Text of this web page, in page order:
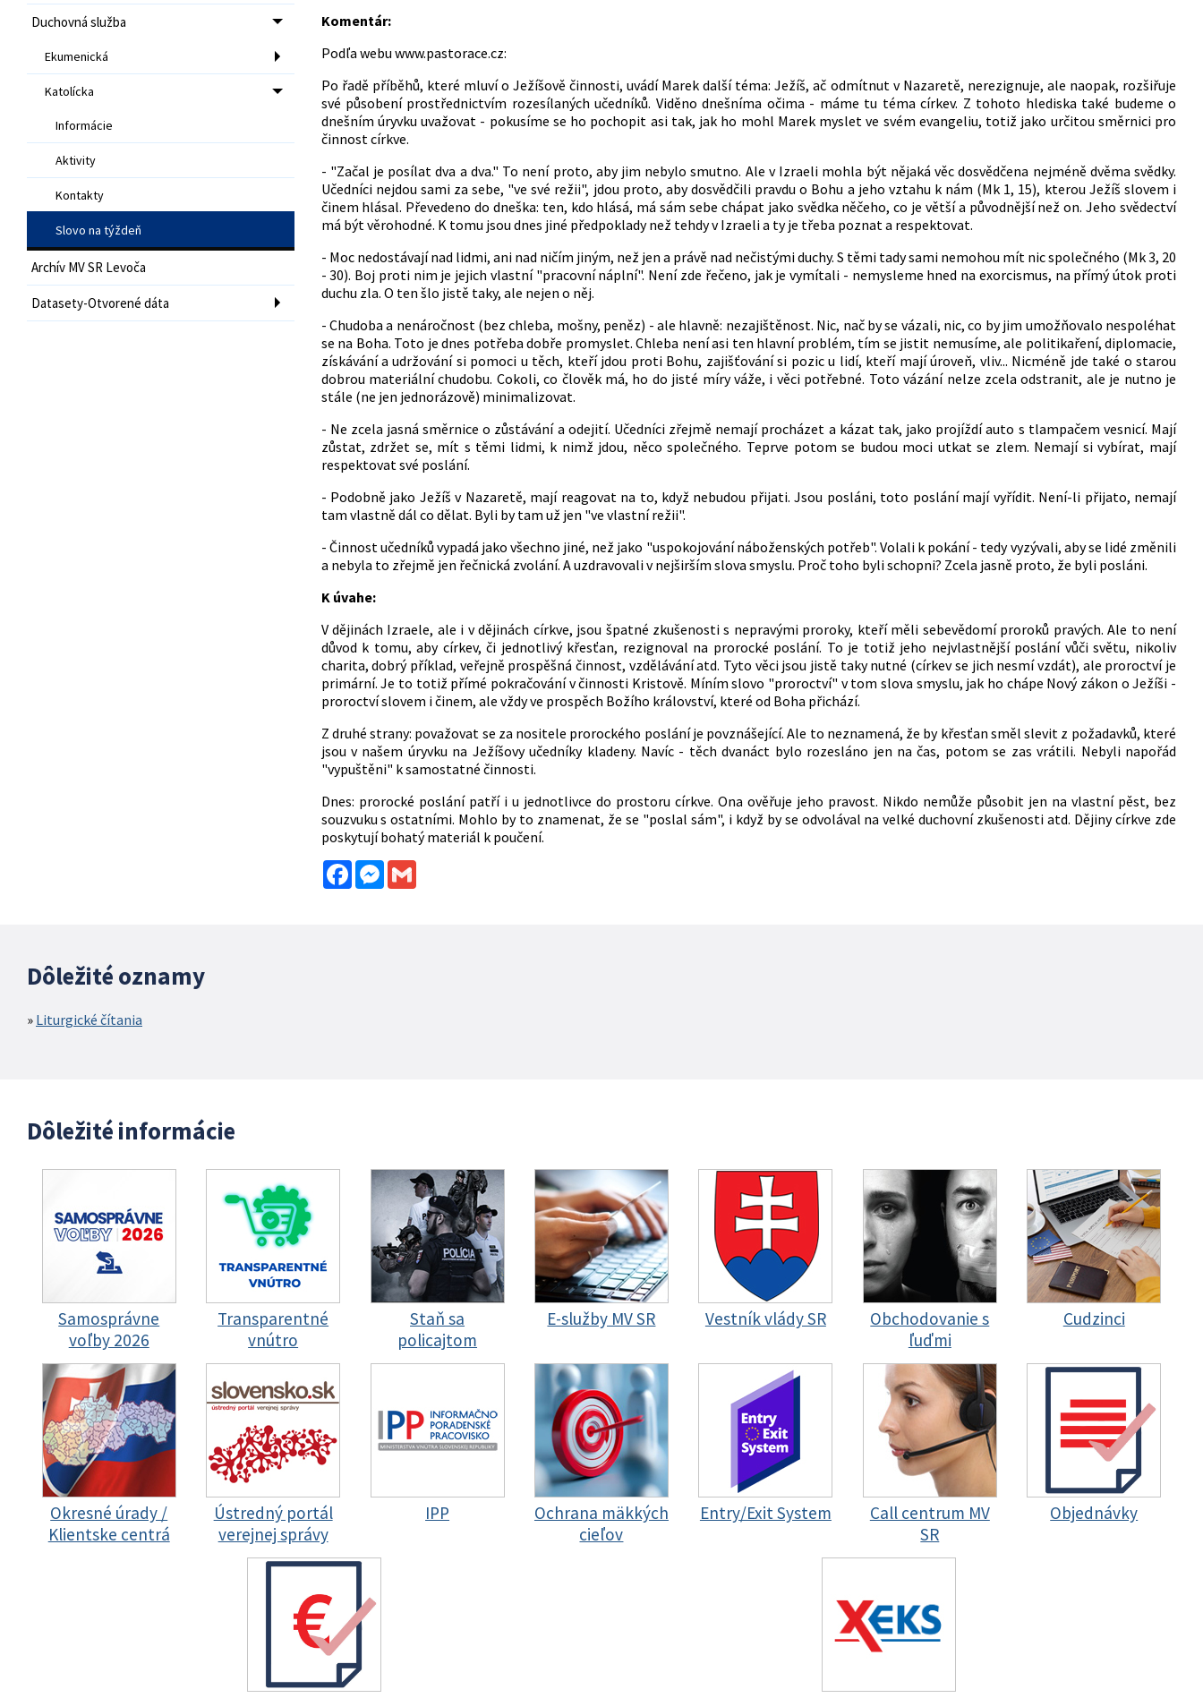
Duchovná služba
Ekumenická
Katolícka
Informácie
Aktivity
Kontakty
Slovo na týždeň
Archív MV SR Levoča
Datasety-Otvorené dáta
Komentár:
Podľa webu www.pastorace.cz:
Po řadě příběhů, které mluví o Ježíšově činnosti, uvádí Marek další téma: Ježíš, ač odmítnut v Nazaretě, nerezignuje, ale naopak, rozšiřuje
své působení prostřednictvím rozesílaných učedníků. Viděno dnešníma očima - máme tu téma církev. Z tohoto hlediska také budeme o
dnešním úryvku uvažovat - pokusíme se ho pochopit asi tak, jak ho mohl Marek myslet ve svém evangeliu, totiž jako určitou směrnici pro
činnost církve.
- "Začal je posílat dva a dva." To není proto, aby jim nebylo smutno. Ale v Izraeli mohla být nějaká věc dosvědčena nejméně dvěma svědky.
Učedníci nejdou sami za sebe, "ve své režii", jdou proto, aby dosvědčili pravdu o Bohu a jeho vztahu k nám (Mk 1, 15), kterou Ježíš slovem i
činem hlásal. Převedeno do dneška: ten, kdo hlásá, má sám sebe chápat jako svědka něčeho, co je větší a původnější než on. Jeho svědectví
má být věrohodné. K tomu jsou dnes jiné předpoklady než tehdy v Izraeli a ty je třeba poznat a respektovat.
- Moc nedostávají nad lidmi, ani nad ničím jiným, než jen a právě nad nečistými duchy. S těmi tady sami nemohou mít nic společného (Mk 3, 20
- 30). Boj proti nim je jejich vlastní "pracovní náplní". Není zde řečeno, jak je vymítali - nemysleme hned na exorcismus, na přímý útok proti
duchu zla. O ten šlo jistě taky, ale nejen o něj.
- Chudoba a nenáročnost (bez chleba, mošny, peněz) - ale hlavně: nezajištěnost. Nic, nač by se vázali, nic, co by jim umožňovalo nespoléhat
se na Boha. Toto je dnes potřeba dobře promyslet. Chleba není asi ten hlavní problém, tím se jistit nemusíme, ale politikaření, diplomacie,
získávání a udržování si pomoci u těch, kteří jdou proti Bohu, zajišťování si pozic u lidí, kteří mají úroveň, vliv... Nicméně jde také o starou
dobrou materiální chudobu. Cokoli, co člověk má, ho do jisté míry váže, i věci potřebné. Toto vázání nelze zcela odstranit, ale je nutno je
stále (ne jen jednorázově) minimalizovat.
- Ne zcela jasná směrnice o zůstávání a odejití. Učedníci zřejmě nemají procházet a kázat tak, jako projíždí auto s tlampačem vesnicí. Mají
zůstat, zdržet se, mít s těmi lidmi, k nimž jdou, něco společného. Teprve potom se budou moci utkat se zlem. Nemají si vybírat, mají
respektovat své poslání.
- Podobně jako Ježíš v Nazaretě, mají reagovat na to, když nebudou přijati. Jsou posláni, toto poslání mají vyřídit. Není-li přijato, nemají
tam vlastně dál co dělat. Byli by tam už jen "ve vlastní režii".
- Činnost učedníků vypadá jako všechno jiné, než jako "uspokojování náboženských potřeb". Volali k pokání - tedy vyzývali, aby se lidé změnili
a nebyla to zřejmě jen řečnická zvolání. A uzdravovali v nejširším slova smyslu. Proč toho byli schopni? Zcela jasně proto, že byli posláni.
K úvahe:
V dějinách Izraele, ale i v dějinách církve, jsou špatné zkušenosti s nepravými proroky, kteří měli sebevědomí proroků pravých. Ale to není
důvod k tomu, aby církev, či jednotlivý křesťan, rezignoval na prorocké poslání. To je totiž jeho nejvlastnější poslání vůči světu, nikoliv
charita, dobrý příklad, veřejně prospěšná činnost, vzdělávání atd. Tyto věci jsou jistě taky nutné (církev se jich nesmí vzdát), ale proroctví je
primární. Je to totiž přímé pokračování v činnosti Kristově. Míním slovo "proroctví" v tom slova smyslu, jak ho chápe Nový zákon o Ježíši -
proroctví slovem i činem, ale vždy ve prospěch Božího království, které od Boha přichází.
Z druhé strany: považovat se za nositele prorockého poslání je povznášející. Ale to neznamená, že by křesťan směl slevit z požadavků, které
jsou v našem úryvku na Ježíšovy učedníky kladeny. Navíc - těch dvanáct bylo rozesláno jen na čas, potom se zas vrátili. Nebyli napořád
"vypuštěni" k samostatné činnosti.
Dnes: prorocké poslání patří i u jednotlivce do prostoru církve. Ona ověřuje jeho pravost. Nikdo nemůže působit jen na vlastní pěst, bez
souzvuku s ostatními. Mohlo by to znamenat, že se "poslal sám", i když by se odvolával na velké duchovní zkušenosti atd. Dějiny církve zde
poskytují bohatý materiál k poučení.
FacebookMessenger
Gmail
Dôležité oznamy
Liturgické čítania
Dôležité informácie
Samosprávne
voľby 2026
Transparentné
vnútro
Staň sa
policajtom
E-služby MV SR Vestník vlády SR
Obchodovanie s
ľuďmi
Cudzinci
Okresné úrady /
Klientske centrá
Ústredný portál
verejnej správy
IPP
Ochrana mäkkých
cieľov
Entry/Exit System
Call centrum MV
SR
Objednávky